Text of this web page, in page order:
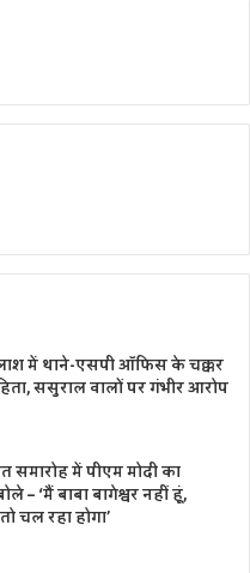
में थाने-एसपी ऑफिस के चक्कर
ससुराल वालों पर गंभीर आरोप
समारोह में पीएम मोदी का
– ‘मैं बाबा बागेश्वर नहीं हूं,
चल रहा होगा’